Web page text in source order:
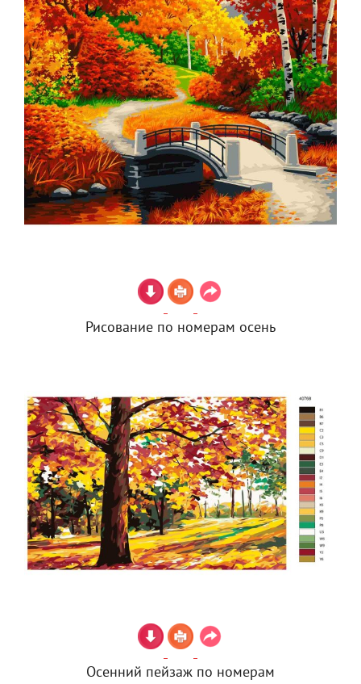
Рисование по номерам осень
Осенний пейзаж по номерам